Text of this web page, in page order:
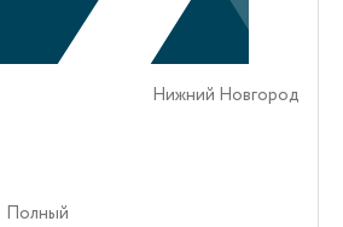
Нижний Новгород
Полный